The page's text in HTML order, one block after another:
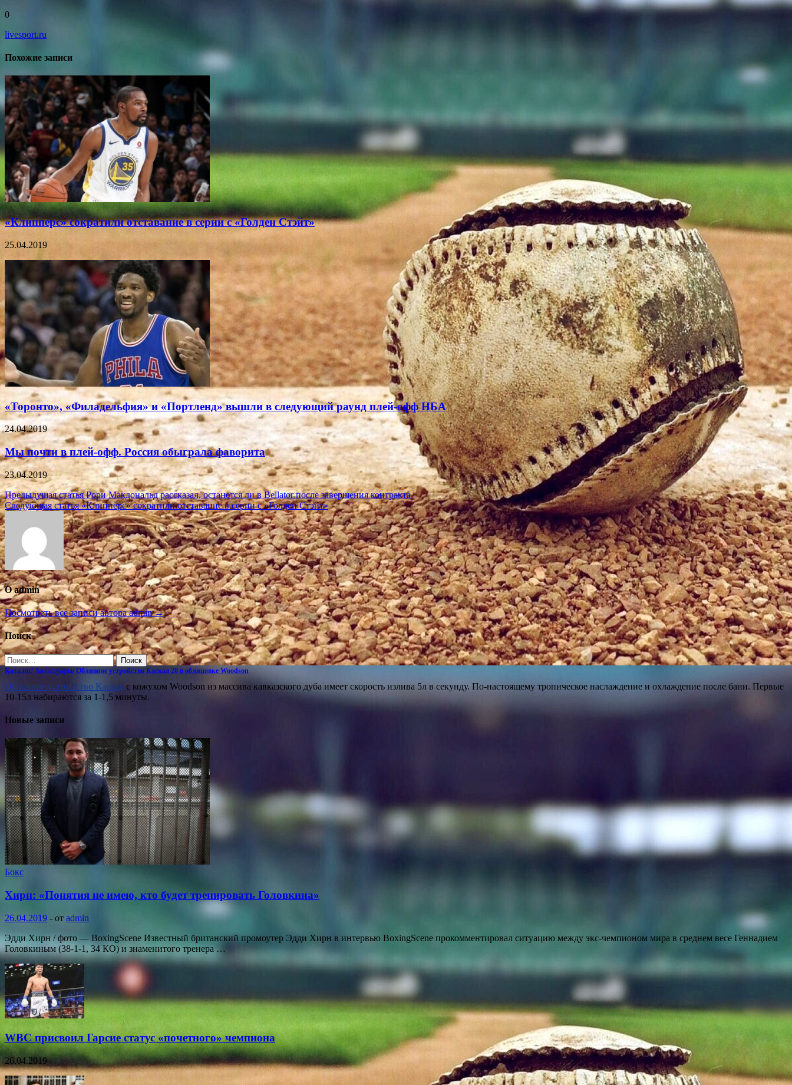
0
livesport.ru
Похожие записи
«Клипперс» сократили отставание в серии с «Голден Стэйт»
25.04.2019
«Торонто», «Филадельфия» и «Портленд» вышли в следующий раунд плей-офф НБА
24.04.2019
Мы почти в плей-офф. Россия обыграла фаворита
23.04.2019
Навигация
по
записям
Предыдущая статья Рори Макдональд рассказал, останется ли в Bellator после завершения контракта
Следующая статья «Клипперс» сократили отставание в серии с «Голден Стэйт»
О admin
Посмотреть все записи автора admin →
Поиск
Найти:
Каталог/ Аксессуары/ Обливное устройство Каскад 20 в облицовке Woodson
Обливное устройство Каскад с кожухом Woodson из массива кавказского дуба имеет скорость излива 5л в секунду. По-настоящему тропическое наслаждение и охлаждение после бани. Первые
10-15л набираются за 1-1,5 минуты.
Новые записи
Бокс
Хирн: «Понятия не имею, кто будет тренировать Головкина»
26.04.2019 - от admin
Эдди Хирн / фото — BoxingScene Известный британский промоутер Эдди Хирн в интервью BoxingScene прокомментировал ситуацию между экс-чемпионом мира в среднем весе Геннадием
Головкиным (38-1-1, 34 КО) и знаменитого тренера …
WBC присвоил Гарсие статус «почетного» чемпиона
26.04.2019